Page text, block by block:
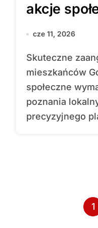
akcje
cze 11, 2026
Skuteczne zaangażowanie
mieszkańców
społeczne
poznania
precyzyjnego
S1